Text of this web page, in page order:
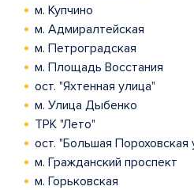
м. Купчино
м. Адмиралтейская
м. Петроградская
м. Площадь Восстания
ост. "Яхтенная улица"
м. Улица Дыбенко
ТРК "Лето"
ост. "Большая Пороховская
м. Гражданский проспект
м. Горьковская